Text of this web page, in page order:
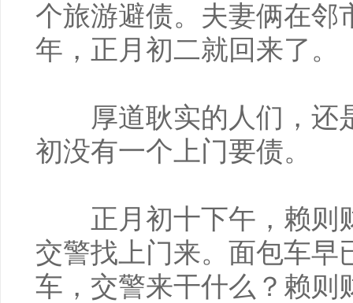
个旅游避债。夫妻俩在邻
年，正月初二就回来了。
厚道耿实的人们，还
初没有一个上门要债。
正月初十下午，赖则
交警找上门来。面包车早
车，交警来干什么？赖则